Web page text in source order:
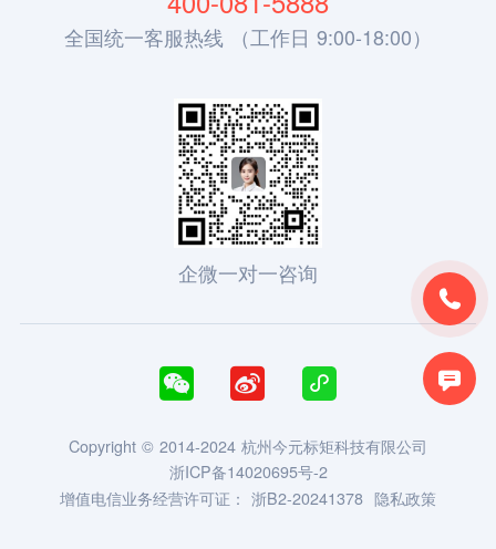


全国统一客服热线 （工作日 9:00-18:00）
企微一对一咨询
  
Copyright © 2014-2024 杭州今元标矩科技有限公司
浙ICP备14020695号-2
增值电信业务经营许可证： 浙B2-20241378 隐私政策